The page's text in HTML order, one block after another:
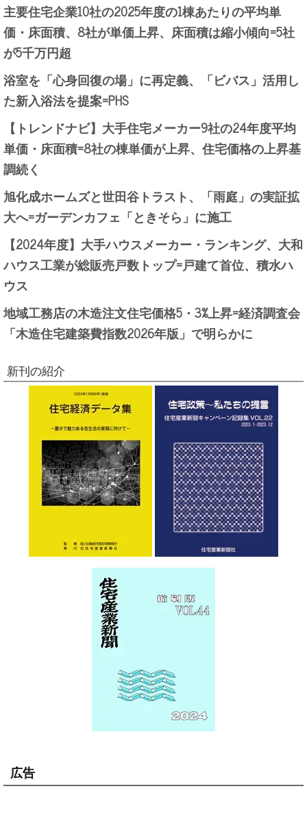
主要住宅企業10社の2025年度の1棟あたりの平均単
価・床面積、8社が単価上昇、床面積は縮小傾向=5社
が5千万円超
浴室を「心身回復の場」に再定義、「ビバス」活用し
た新入浴法を提案=PHS
【トレンドナビ】大手住宅メーカー9社の24年度平均
単価・床面積=8社の棟単価が上昇、住宅価格の上昇基
調続く
旭化成ホームズと世田谷トラスト、「雨庭」の実証拡
大へ=ガーデンカフェ「ときそら」に施工
【2024年度】大手ハウスメーカー・ランキング、大和
ハウス工業が総販売戸数トップ=戸建て首位、積水ハ
ウス
地域工務店の木造注文住宅価格5・3%上昇=経済調査会
「木造住宅建築費指数2026年版」で明らかに
新刊の紹介
広告